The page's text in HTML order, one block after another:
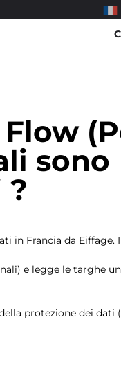
sono
in Francia da Eiffage.
e legge le targhe
protezione dei dati